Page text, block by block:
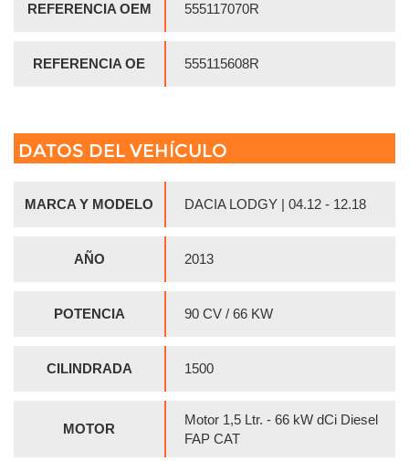
REFERENCIA OEM 555117070R
REFERENCIA OE 555115608R
DATOS DEL VEHÍCULO
MARCA Y MODELO DACIA LODGY | 04.12 - 12.18
AÑO 2013
POTENCIA 90 CV / 66 KW
CILINDRADA 1500
MOTOR
Motor 1,5 Ltr. - 66 kW dCi Diesel
FAP CAT